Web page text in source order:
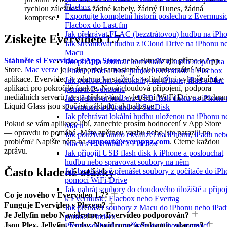
Flacbox
Exportujte kompletní historii poslechu z
Flacbox do Last.fm
Jak přehrávat FLAC (bezztrátovou) hudbu na
Jak streamovat hudbu z iCloud Drive na iPhonu
Macu
Jak přidat a zobrazit komentáře k audio stopám na
iPhone, iPad a Mac pomocí Evermusic a Flacbox
Jak poslouchat audioknihy na iPhone, iPad a Mac
pomocí Evermusic
Jak přehrávat hudbu z USB flash disku na iPhone
Evermusic a iXpand od SanDisk
Jak přehrávat lokální hudbu uloženou na iPhonu
Macu
Jak používat audio ekvalizér na iPhonu, iPadu
Macu s Evermusic a Flacbox
Jak připojit USB flash disk k iPhone a poslouchat
hudbu nebo spravovat soubory na něm
Jak bezdrátově přenášet soubory z počítače do
pomocí WiFi-Drive
Jak nahrát soubory do cloudového úložiště a
k Evermusic, Flacbox nebo Evertag
Jak přenášet soubory z Macu do iPhonu nebo
pomocí Finderu
rychlou záležitost — žádné kabely, žádný iTunes, žádná
komprese.
Získejte Evervideo 1.7
Stáhněte si Evervideo z App Storenebo aktualizujte přímo v App
Store. Mac verze je k dispozici samostatně jako univerzální Mac
aplikace. Evervideo je zdarma ke stažení s volitelnými vylepšeními v
aplikaci pro pokročilé funkce. Nová cloudová připojení, podpora
mediálních serverů, gesta přehrávání, vylepšení Wi-Fi Drive a
Liquid Glass jsou součástí základní aktualizace.
Pokud se vám aplikace líbí, zanechte prosím hodnocení v App Store
— opravdu to pomáhá. Máte zpětnou vazbu nebo jste narazili na
problém? Napište nám nasupport@everappz.com. Čteme každou
zprávu.
Často kladené otázky
Co je nového v Evervideo 1.7?
Funguje Evervideo s Plexem?
Je Jellyfin nebo Navidrome v Evervideo podporován?
Jsou Plex, Jellyfin, Emby, Navidrome a Subsonic zdarma?